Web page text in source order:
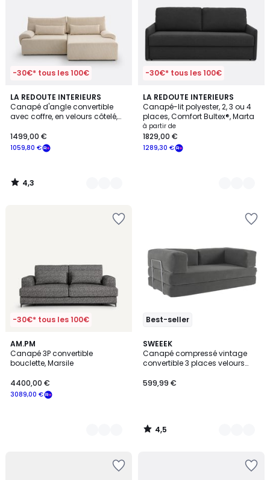
-30€* tous les 100€
LA REDOUTE INTERIEURS
Canapé d'angle convertible
avec coffre, en velours côtelé,
1059,80 €
1499,00 €
4,3
/ 5
7
Couleurs
4,3
/
-30€* tous les 100€
LA REDOUTE INTERIEURS
Canapé-lit polyester, 2, 3 ou 4
places, Comfort Bultex®, Marta
à partir de
1289,30 €
1829,00 €
3
Couleurs
-30€* tous les 100€
AM.PM
Canapé 3P convertible
bouclette, Marsile
3089,00 €
4400,00 €
3
Couleurs
Best-seller
SWEEEK
Canapé compressé vintage
convertible 3 places velours
SEVENTIES
599,99 €
4,5
/ 5
7
Couleurs
4,5
/